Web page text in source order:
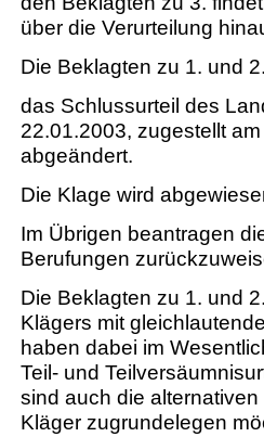
über die Verurteilung
Die Beklagten zu 1. und
das Schlussurteil des
22.01.2003, zugestellt
abgeändert.
Die Klage wird
Im Übrigen beantragen
Berufungen
Die Beklagten zu 1. und
Klägers mit
haben dabei im
Teil- und
sind auch die
Kläger zugrundelegen